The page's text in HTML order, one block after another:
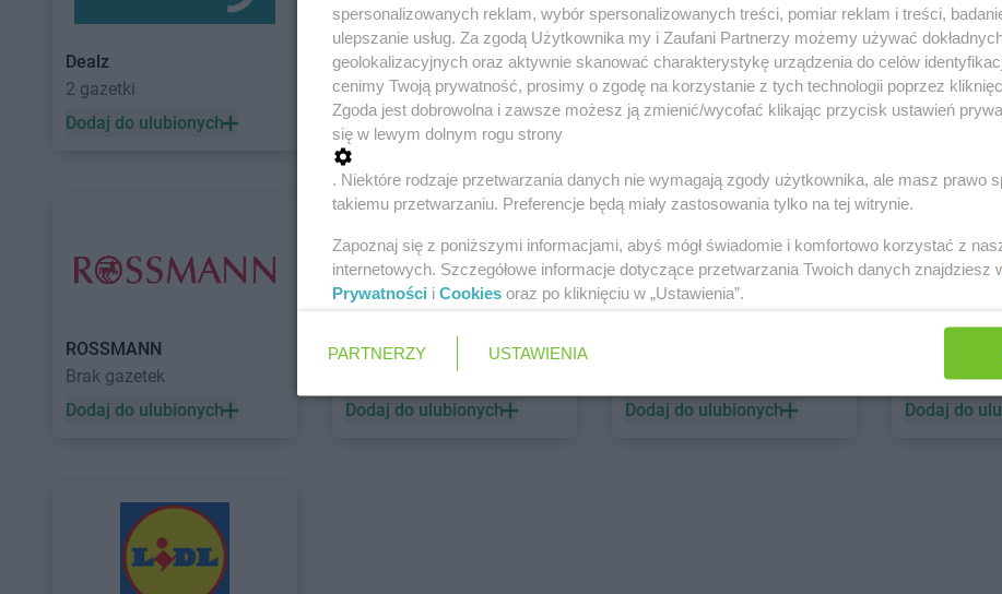
Dealz
2 gazetki
Dodaj do ulubionych
POLOmarket
11 gazetek
Dodaj do ulubionych
PEPCO
1 gazetka
Dodaj do ulubionych
dino
1 gazetka
Dodaj do
ROSSMANN
Brak gazetek
Dodaj do ulubionych
Auchan
Dodaj do ulubionych
Dodaj do ulubionych
11 gazetek
Dodaj do
spersonalizowanych reklam, wybór spersonalizowanych treści, pomiar reklam i treści,
ulepszanie usług. Za zgodą Użytkownika my i Zaufani Partnerzy możemy używać
geolokalizacyjnych oraz aktywnie skanować charakterystykę urządzenia do celów
cenimy Twoją prywatność, prosimy o zgodę na korzystanie z tych technologii poprzez
Zgoda jest dobrowolna i zawsze możesz ją zmienić/wycofać klikając przycisk ustawień
się w lewym dolnym rogu strony
. Niektóre rodzaje przetwarzania danych nie wymagają zgody użytkownika, ale masz prawo
takiemu przetwarzaniu. Preferencje będą miały zastosowania tylko na tej witrynie.
Zapoznaj się z poniższymi informacjami, abyś mógł świadomie i komfortowo korzystać z
internetowych. Szczegółowe informacje dotyczące przetwarzania Twoich danych znajdziesz
Prywatności i Cookies oraz po kliknięciu w „Ustawienia”.
PARTNERZY USTAWIENIA